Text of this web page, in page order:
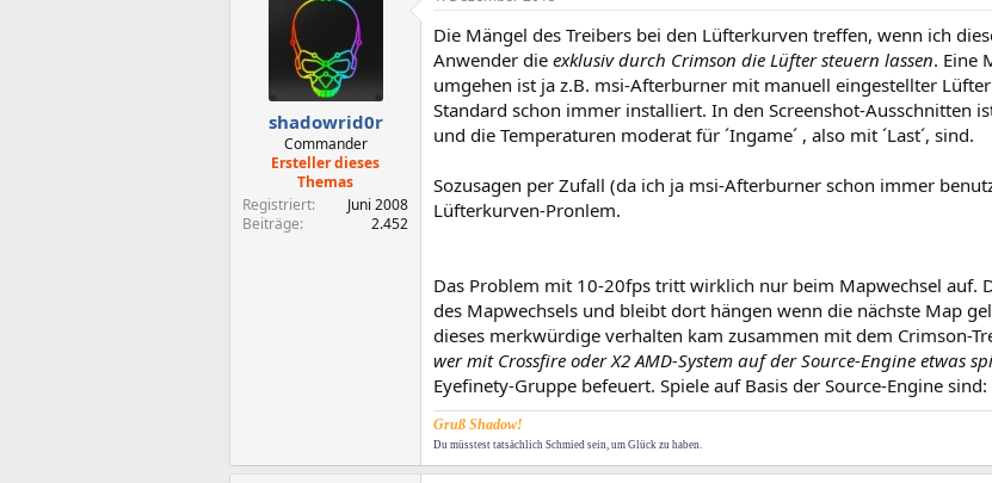
shadowrid0r
Commander
Ersteller dieses
Themas
Registriert
Juni 2008
Beiträge
2.452
Die Mängel des Treibers bei den Lüfterkurven treffen, wenn ich
Anwender die exklusiv durch Crimson die Lüfter steuern lassen. Eine
umgehen ist ja z.B. msi-Afterburner mit manuell eingestellter
Standard schon immer installiert. In den Screenshot-Ausschnitten
und die Temperaturen moderat für ´Ingame´ , also mit ´Last´, sind.
Sozusagen per Zufall (da ich ja msi-Afterburner schon immer
Lüfterkurven-Pronlem.
Das Problem mit 10-20fps tritt wirklich nur beim Mapwechsel auf.
des Mapwechsels und bleibt dort hängen wenn die nächste Map
dieses merkwürdige verhalten kam zusammen mit dem Crimson-
wer mit Crossfire oder X2 AMD-System auf der Source-Engine etwas
Eyefinety-Gruppe befeuert. Spiele auf Basis der Source-Engine sind:
Gruß Shadow!
Du müsstest tatsächlich Schmied sein, um Glück zu haben.